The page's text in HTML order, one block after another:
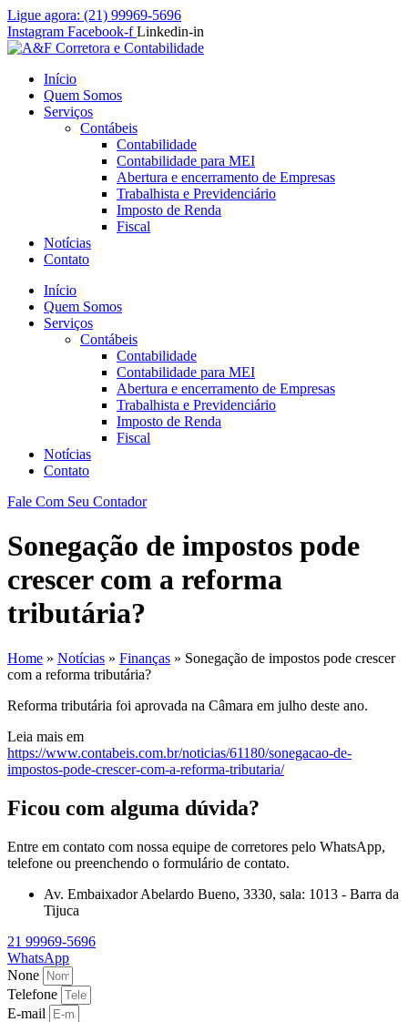
Ir
para
o
Ligue agora: (21) 99969-5696
Instagram Facebook-f Linkedin-in
Início
Quem Somos
Serviços
Contábeis
Contabilidade
Contabilidade para MEI
Abertura e encerramento de Empresas
Trabalhista e Previdenciário
Imposto de Renda
Fiscal
Notícias
Contato
Início
Quem Somos
Serviços
Contábeis
Contabilidade
Contabilidade para MEI
Abertura e encerramento de Empresas
Trabalhista e Previdenciário
Imposto de Renda
Fiscal
Notícias
Contato
Fale Com Seu Contador
Sonegação de impostos pode
crescer com a reforma
tributária?
Home » Notícias » Finanças » Sonegação de impostos pode crescer
com a reforma tributária?
Reforma tributária foi aprovada na Câmara em julho deste ano.
Leia mais em
https://www.contabeis.com.br/noticias/61180/sonegacao-de-
impostos-pode-crescer-com-a-reforma-tributaria/
Ficou com alguma dúvida?
Entre em contato com nossa equipe de corretores pelo WhatsApp,
telefone ou preenchendo o formulário de contato.
Av. Embaixador Abelardo Bueno, 3330, sala: 1013 - Barra da
Tijuca
21 99969-5696
WhatsApp
None
Telefone
E-mail